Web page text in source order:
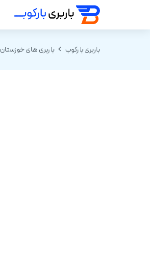
باربری بارکوب باربری های خوزستان